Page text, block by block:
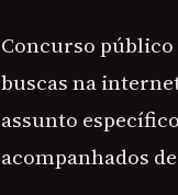
Concurso público
buscas na
assunto
acompanhados